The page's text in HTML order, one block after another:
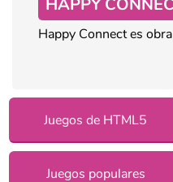
Happy Connect es
Juegos de HTML5
Juegos populares